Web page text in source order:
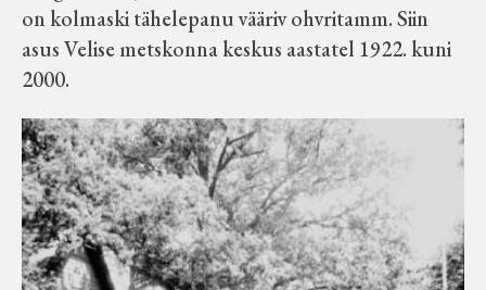
on kolmaski tähelepanu vääriv ohvritamm. Siin
asus Velise metskonna keskus aastatel 1922. kuni
2000.